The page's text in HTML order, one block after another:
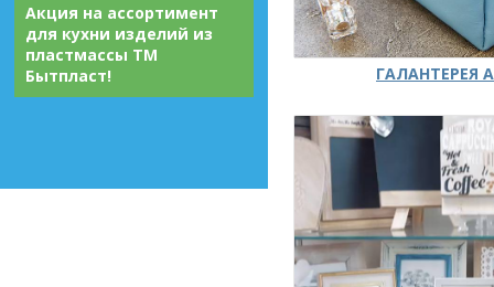
Акция на ассортимент
для кухни изделий из
пластмассы ТМ
Бытпласт!
ГАЛАНТЕРЕЯ